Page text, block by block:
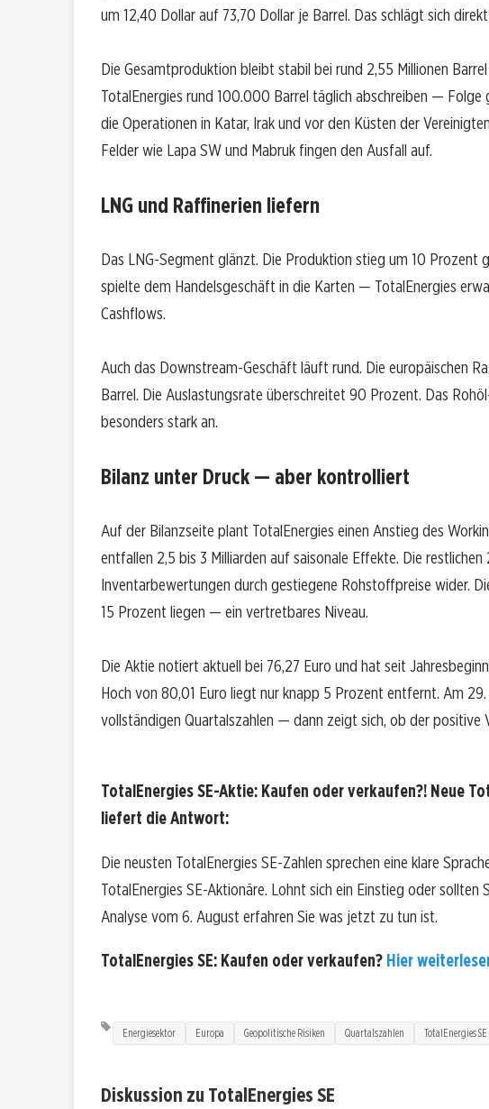
um 12,40 Dollar auf 73,70 Dollar je Barrel. Das schlägt sich
Die Gesamtproduktion bleibt stabil bei rund 2,55 Millionen
TotalEnergies rund 100.000 Barrel täglich abschreiben — Folge
die Operationen in Katar, Irak und vor den Küsten der
Felder wie Lapa SW und Mabruk fingen den Ausfall auf.
LNG und Raffinerien liefern
Das LNG-Segment glänzt. Die Produktion stieg um 10
spielte dem Handelsgeschäft in die Karten — TotalEnergies
Cashflows.
Auch das Downstream-Geschäft läuft rund. Die europäischen
Barrel. Die Auslastungsrate überschreitet 90 Prozent. Das
besonders stark an.
Bilanz unter Druck — aber kontrolliert
Auf der Bilanzseite plant TotalEnergies einen Anstieg des
entfallen 2,5 bis 3 Milliarden auf saisonale Effekte. Die
Inventarbewertungen durch gestiegene Rohstoffpreise wider.
15 Prozent liegen — ein vertretbares Niveau.
Die Aktie notiert aktuell bei 76,27 Euro und hat seit
Hoch von 80,01 Euro liegt nur knapp 5 Prozent entfernt. Am
vollständigen Quartalszahlen — dann zeigt sich, ob der positive
TotalEnergies SE-Aktie: Kaufen oder verkaufen?! Neue
liefert die Antwort:
Die neusten TotalEnergies SE-Zahlen sprechen eine klare
TotalEnergies SE-Aktionäre. Lohnt sich ein Einstieg oder sollten
Analyse vom 6. August erfahren Sie was jetzt zu tun ist.
TotalEnergies SE: Kaufen oder verkaufen? Hier
Energiesektor Europa Geopolitische Risiken Quartalszahlen TotalEnergies SE
Diskussion zu TotalEnergies SE